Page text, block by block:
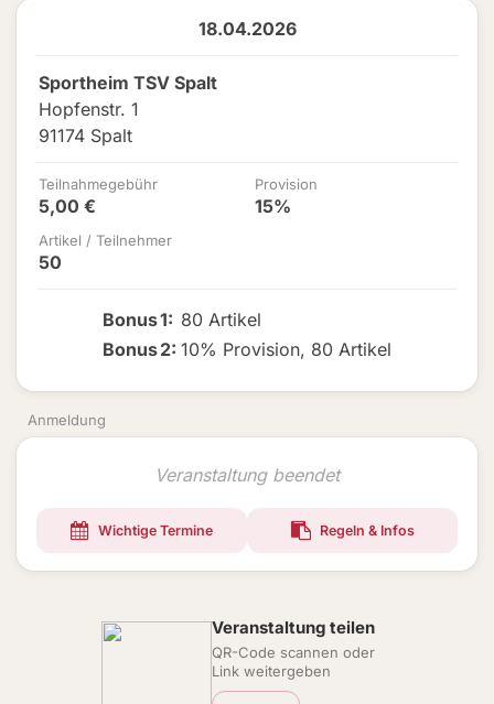
Anmeldung
18.04.2026
Sportheim TSV Spalt
Hopfenstr. 1
91174 Spalt
Teilnahmegebühr
5,00 €
Provision
15%
Artikel / Teilnehmer
50
Bonus1: 80 Artikel
Bonus2: 10% Provision, 80 Artikel
Veranstaltung beendet
Wichtige Termine Regeln & Infos
Veranstaltung teilen
QR-Code scannen oder
Link weitergeben